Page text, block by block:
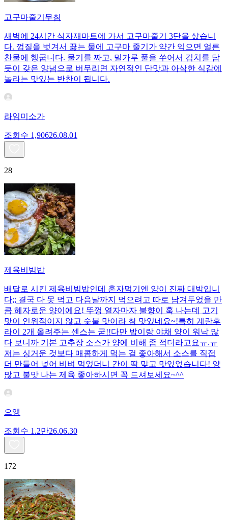
고구마줄기무침
새벽에 24시간 식자재마트에 가서 고구마줄기 3단을 샀습니
다. 껍질을 벗겨서 끓는 물에 고구마 줄기가 약간 익으면 얼른
찬물에 헹굽니다. 물기를 짜고, 밀가루 풀을 쑤어서 김치를 담
듯이 갖은 양념으로 버무리면 자연적인 단맛과 아삭한 식감에
놀라는 맛있는 반찬이 됩니다.
라임미소가
조회수 1,90626.08.01
28
제육비빔밥
배달로 시킨 제육비빔밥인데 혼자먹기엔 양이 진짜 대박입니
다;; 결국 다 못 먹고 다음날까지 먹으려고 따로 남겨두었을 만
큼 혜자로운 양이에요! 뚜껑 열자마자 불향이 훅 나는데 고기
맛이 인위적이지 않고 숯불 맛이라 참 맛있네요~!특히 계란후
라이 2개 올려주는 센스는 굳!! ​다만 밥이랑 야채 양이 워낙 많
다 보니까 기본 고추장 소스가 양에 비해 좀 적더라고요ㅠ.ㅠ
저는 싱거운 것보다 매콤하게 먹는 걸 좋아해서 소스를 직접
더 만들어 넣어 비벼 먹었더니 간이 딱 맞고 맛있었습니다! 양
많고 불맛 나는 제육 좋아하시면 꼭 드셔보세요~^^
으앵
조회수 1.2만26.06.30
172